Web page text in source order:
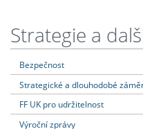
Strategie a
Bezpečnost
Strategické a dlouhodobé
FF UK pro udržitelnost
Výroční zprávy